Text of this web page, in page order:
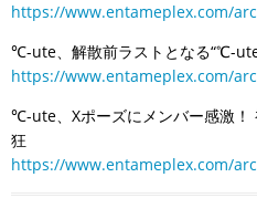
https://www.entameplex.com/
℃-ute、解散前ラストとなる“℃-
https://www.entameplex.com/
℃-ute、Xポーズにメンバー感激！
狂
https://www.entameplex.com/